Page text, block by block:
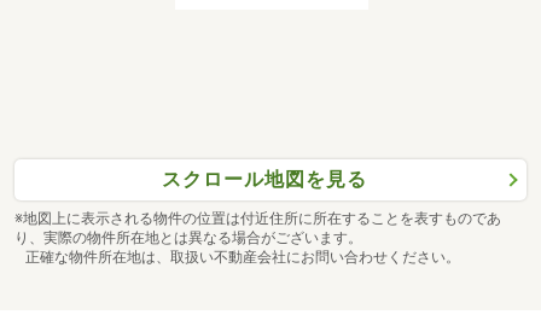
スクロール地図を見る
※地図上に表示される物件の位置は付近住所に所在することを表すものであ
り、実際の物件所在地とは異なる場合がございます。
正確な物件所在地は、取扱い不動産会社にお問い合わせください。